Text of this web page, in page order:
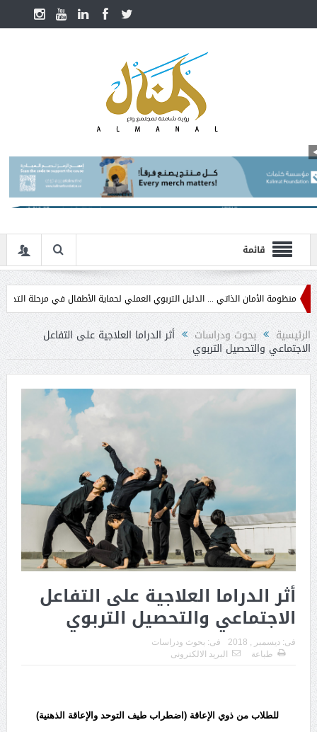
قائمة
الذاتي ... الدليل التربوي العملي لحماية الأطفال في مرحلة التدخل المبكر
الرئيسية بحوث ودراسات أثر الدراما العلاجية على التفاعل
الاجتماعي والتحصيل التربوي
أثر الدراما العلاجية على التفاعل
الاجتماعي والتحصيل التربوي
فى: ديسمبر , 2018 فى: بحوث ودراسات
طباعة
البريد الالكترونى
للطلاب من ذوي الإعاقة (اضطراب طيف التوحد والإعاقة الذهنية)